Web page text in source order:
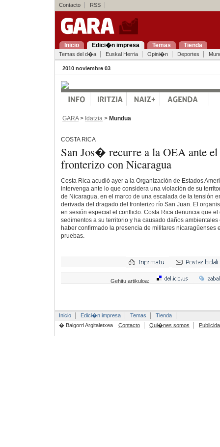
Contacto RSS
Inicio Edici�n impresa Temas Tienda
Temas del d�a Euskal Herria Opini�n Deportes
2010 noviembre 03
GARA> Idatzia > Mundua
COSTA RICA
San Jos� recurre a la OEA ante
fronterizo con Nicaragua
Costa Rica acudió ayer a la Organización de Estados
intervenga ante lo que considera una violación de su
de Nicaragua, en el marco de una escalada de la tensión
derivada del dragado del fronterizo río San Juan. El
en sesión especial el conflicto. Costa Rica denuncia que
sedimentos a su territorio y ha causado daños
haber confirmado la presencia de militares nicaragüenses
pruebas.
Gehitu artikuloa:
Inicio Edici�n impresa Temas
Tienda
� Baigorri Argitaletxea
Contacto Qui�nes somos